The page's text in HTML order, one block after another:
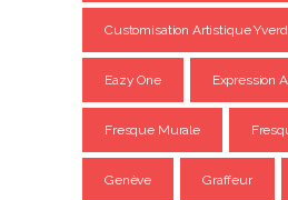
Customisation Artistique
Eazy One Expression
Fresque Murale
Genève Graffeur